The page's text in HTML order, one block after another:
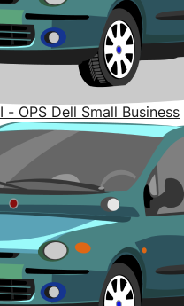
- OPS Dell Small Business